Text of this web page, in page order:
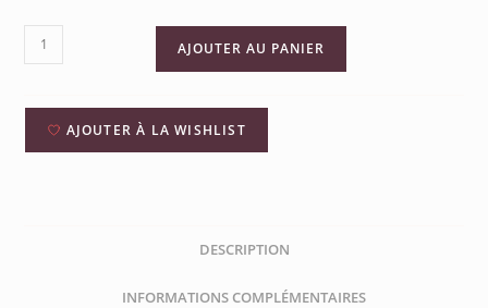
AJOUTER AU PANIER
AJOUTER À LA WISHLIST
DESCRIPTION
INFORMATIONS COMPLÉMENTAIRES